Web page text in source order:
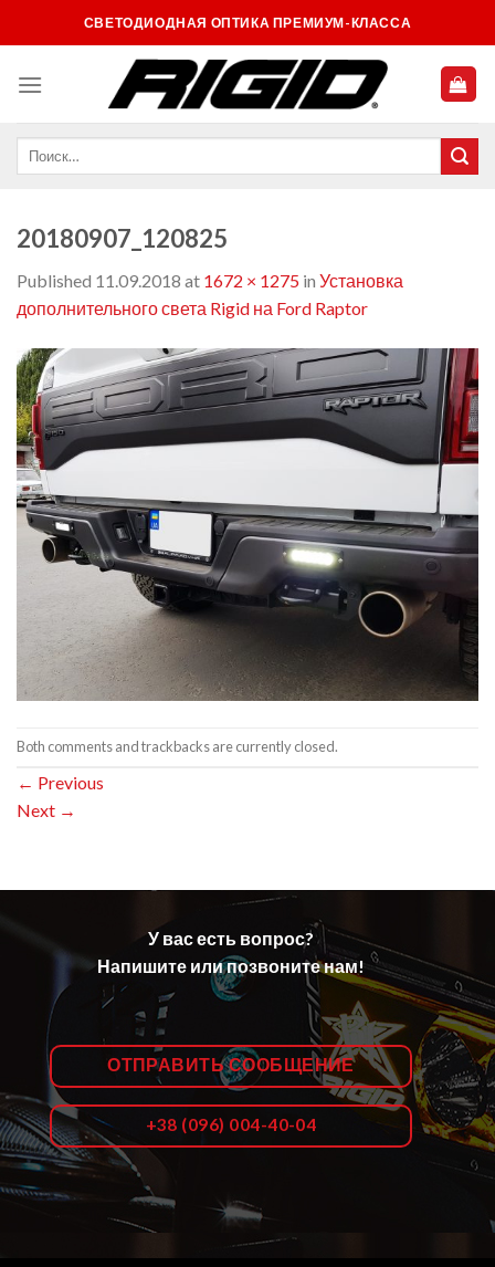
to
СВЕТОДИОДНАЯ ОПТИКА ПРЕМИУМ-КЛАССА
20180907_120825
Published 11.09.2018 at 1672 × 1275 in Установка
дополнительного света Rigid на Ford Raptor
Both comments and trackbacks are currently closed.
← Previous
Next →
У вас есть вопрос?
Напишите или позвоните нам!
ОТПРАВИТЬ СООБЩЕНИЕ
+38 (096) 004-40-04